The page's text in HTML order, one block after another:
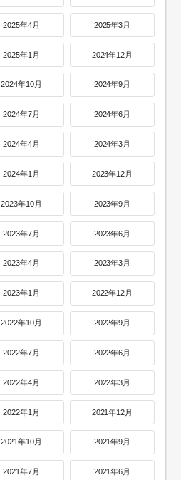
2025年4月 2025年3月
2025年1月 2024年12月
2024年10月 2024年9月
2024年7月 2024年6月
2024年4月 2024年3月
2024年1月 2023年12月
2023年10月 2023年9月
2023年7月 2023年6月
2023年4月 2023年3月
2023年1月 2022年12月
2022年10月 2022年9月
2022年7月 2022年6月
2022年4月 2022年3月
2022年1月 2021年12月
2021年10月 2021年9月
2021年7月 2021年6月